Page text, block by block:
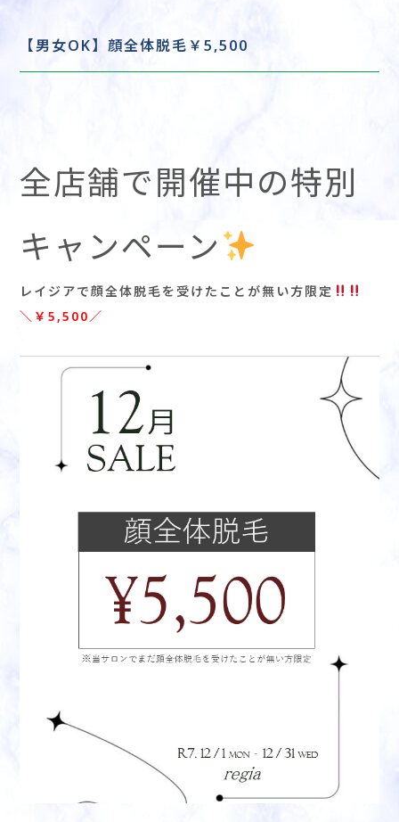
【男女OK】顔全体脱毛￥5,500
全店舗で開催中の特別
キャンペーン
レイジアで顔全体脱毛を受けたことが無い方限定
＼￥5,500／